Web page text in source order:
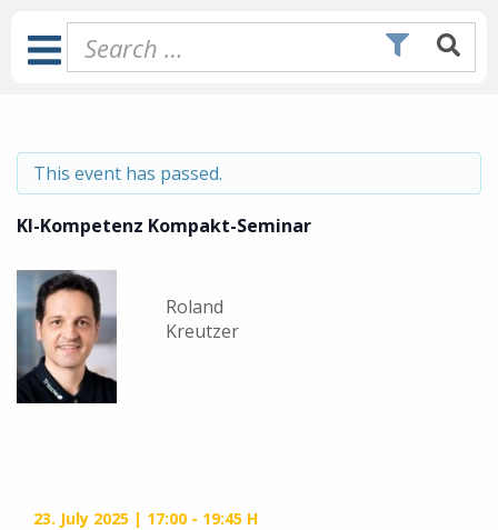
content
Toggle
Navigation
This event has passed.
KI-Kompetenz Kompakt-Seminar
Roland
Kreutzer
23. July 2025 17:00 - 19:45 H